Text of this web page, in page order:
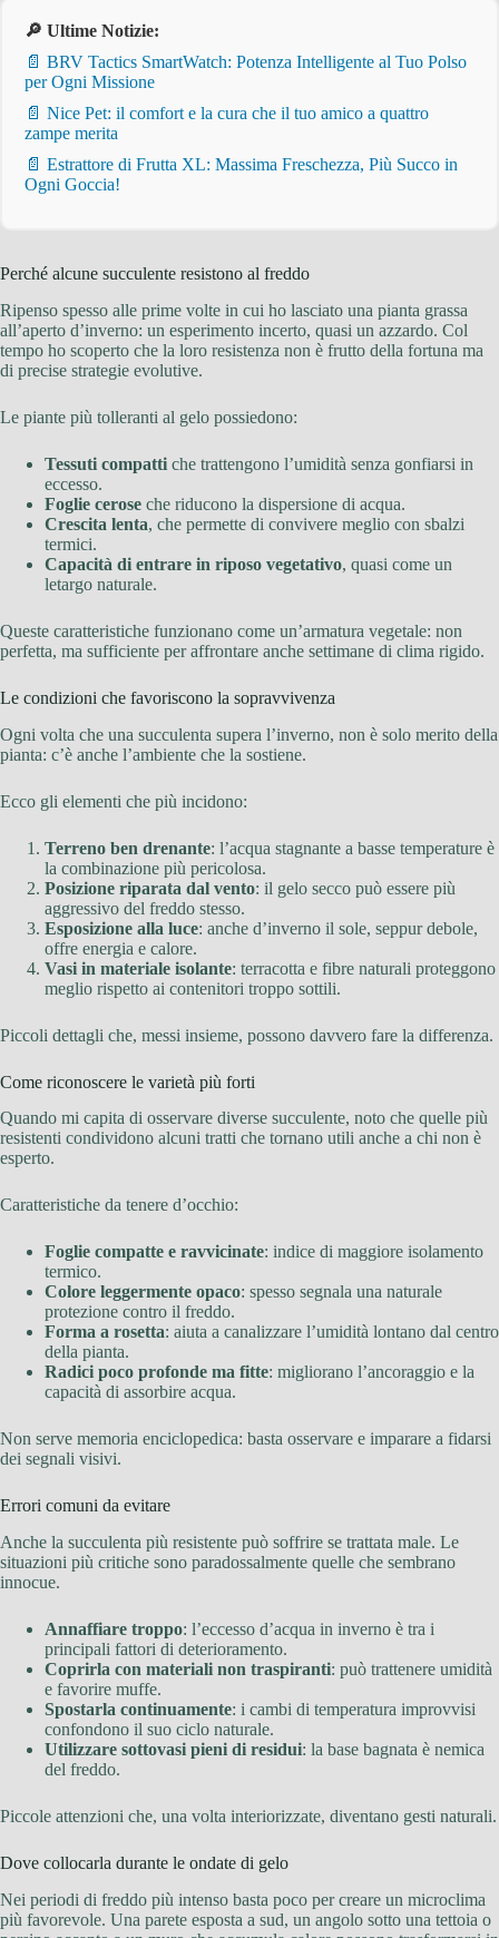
🔎 Ultime Notizie:
📄 BRV Tactics SmartWatch: Potenza Intelligente al Tuo Polso
per Ogni Missione
📄 Nice Pet: il comfort e la cura che il tuo amico a quattro
zampe merita
📄 Estrattore di Frutta XL: Massima Freschezza, Più Succo in
Ogni Goccia!
Perché alcune succulente resistono al freddo
Ripenso spesso alle prime volte in cui ho lasciato una pianta grassa
all’aperto d’inverno: un esperimento incerto, quasi un azzardo. Col
tempo ho scoperto che la loro resistenza non è frutto della fortuna ma
di precise strategie evolutive.
Le piante più tolleranti al gelo possiedono:
Tessuti compatti che trattengono l’umidità senza gonfiarsi in
eccesso.
Foglie cerose che riducono la dispersione di acqua.
Crescita lenta, che permette di convivere meglio con sbalzi
termici.
Capacità di entrare in riposo vegetativo, quasi come un
letargo naturale.
Queste caratteristiche funzionano come un’armatura vegetale: non
perfetta, ma sufficiente per affrontare anche settimane di clima rigido.
Le condizioni che favoriscono la sopravvivenza
Ogni volta che una succulenta supera l’inverno, non è solo merito della
pianta: c’è anche l’ambiente che la sostiene.
Ecco gli elementi che più incidono:
Terreno ben drenante: l’acqua stagnante a basse temperature è
la combinazione più pericolosa.
Posizione riparata dal vento: il gelo secco può essere più
aggressivo del freddo stesso.
Esposizione alla luce: anche d’inverno il sole, seppur debole,
offre energia e calore.
Vasi in materiale isolante: terracotta e fibre naturali proteggono
meglio rispetto ai contenitori troppo sottili.
Piccoli dettagli che, messi insieme, possono davvero fare la differenza.
Come riconoscere le varietà più forti
Quando mi capita di osservare diverse succulente, noto che quelle più
resistenti condividono alcuni tratti che tornano utili anche a chi non è
esperto.
Caratteristiche da tenere d’occhio:
Foglie compatte e ravvicinate: indice di maggiore isolamento
termico.
Colore leggermente opaco: spesso segnala una naturale
protezione contro il freddo.
Forma a rosetta: aiuta a canalizzare l’umidità lontano dal centro
della pianta.
Radici poco profonde ma fitte: migliorano l’ancoraggio e la
capacità di assorbire acqua.
Non serve memoria enciclopedica: basta osservare e imparare a fidarsi
dei segnali visivi.
Errori comuni da evitare
Anche la succulenta più resistente può soffrire se trattata male. Le
situazioni più critiche sono paradossalmente quelle che sembrano
innocue.
Annaffiare troppo: l’eccesso d’acqua in inverno è tra i
principali fattori di deterioramento.
Coprirla con materiali non traspiranti: può trattenere umidità
e favorire muffe.
Spostarla continuamente: i cambi di temperatura improvvisi
confondono il suo ciclo naturale.
Utilizzare sottovasi pieni di residui: la base bagnata è nemica
del freddo.
Piccole attenzioni che, una volta interiorizzate, diventano gesti naturali.
Dove collocarla durante le ondate di gelo
Nei periodi di freddo più intenso basta poco per creare un microclima
più favorevole. Una parete esposta a sud, un angolo sotto una tettoia o